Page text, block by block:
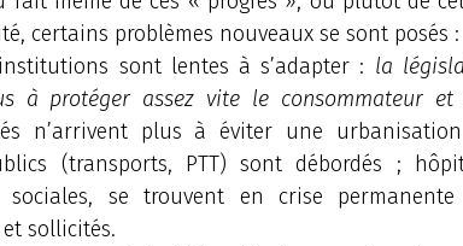
certains problèmes nouveaux se sont posés :
sont lentes à s’adapter : la
à protéger assez vite le consommateur et
n’arrivent plus à éviter une
(transports, PTT) sont débordés ;
sociales, se trouvent en crise
sollicités.